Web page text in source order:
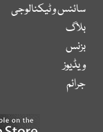
سائنس و ٹیکنالوجی
بلاگ
بزنس
ویڈیوز
جرائم